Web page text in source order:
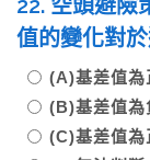
22. 空頭避險
值的變化對
(A)基差值
(B)基差值
(C)基差值